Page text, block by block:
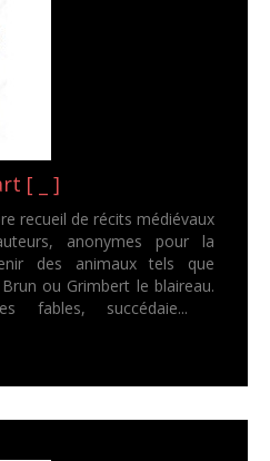
[ _ ]
recueil de récits médiévaux
anonymes pour la
des animaux tels que
ou Grimbert le blaireau.
fables, succédaie...